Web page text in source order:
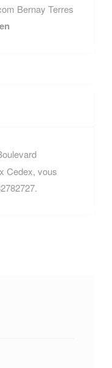
Bernay Terres
Cedex, vous